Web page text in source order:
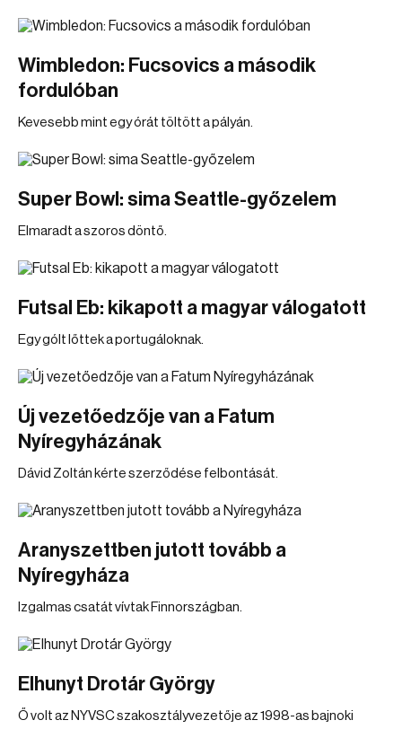
Wimbledon: Fucsovics a második
fordulóban
Kevesebb mint egy órát töltött a pályán.
Super Bowl: sima Seattle-győzelem
Elmaradt a szoros döntő.
Futsal Eb: kikapott a magyar válogatott
Egy gólt lőttek a portugáloknak.
Új vezetőedzője van a Fatum
Nyíregyházának
Dávid Zoltán kérte szerződése felbontását.
Aranyszettben jutott tovább a
Nyíregyháza
Izgalmas csatát vívtak Finnországban.
Elhunyt Drotár György
Ő volt az NYVSC szakosztályvezetője az 1998-as bajnoki